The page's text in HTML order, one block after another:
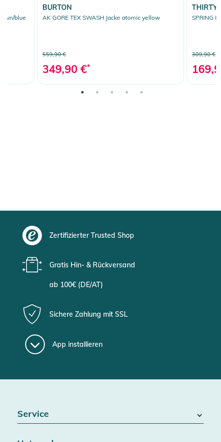
blue
BURTON
AK GORE TEX SWASH Jacke atomic yellow
559,90 €
349,90 €*
SPRING
309,90 €
Zertifizierter Trusted Shop
Gratis Hin- & Rückversand
ab 100€ (DE/AT)
Sichere Zahlung mit SSL
App installieren
Service